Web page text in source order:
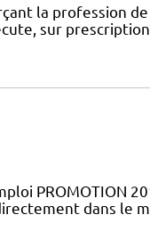
la profession
sur
PROMOTION
dans le